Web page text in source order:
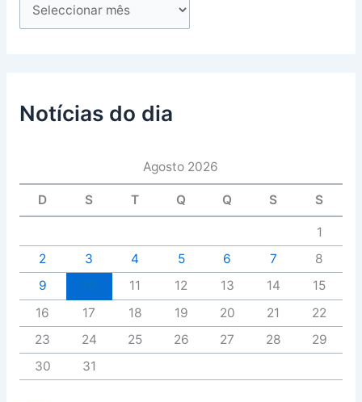
Notícias do dia
Agosto 2026
D S T Q Q S S
1
2
3 4 5 6 7
8
9
11 12 13 14
15
16
17 18 19 20 21
22
23
24 25 26 27 28
29
30
31